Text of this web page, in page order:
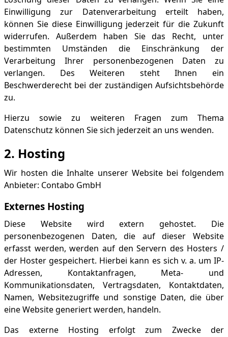
Einwilligung zur Datenverarbeitung erteilt haben,
können Sie diese Einwilligung jederzeit für die Zukunft
widerrufen. Außerdem haben Sie das Recht, unter
bestimmten Umständen die Einschränkung der
Verarbeitung Ihrer personenbezogenen Daten zu
verlangen. Des Weiteren steht Ihnen ein
Beschwerderecht bei der zuständigen Aufsichtsbehörde
zu.
Hierzu sowie zu weiteren Fragen zum Thema
Datenschutz können Sie sich jederzeit an uns wenden.
2. Hosting
Wir hosten die Inhalte unserer Website bei folgendem
Anbieter: Contabo GmbH
Externes Hosting
Diese Website wird extern gehostet. Die
personenbezogenen Daten, die auf dieser Website
erfasst werden, werden auf den Servern des Hosters /
der Hoster gespeichert. Hierbei kann es sich v. a. um IP-
Adressen, Kontaktanfragen, Meta- und
Kommunikationsdaten, Vertragsdaten, Kontaktdaten,
Namen, Websitezugriffe und sonstige Daten, die über
eine Website generiert werden, handeln.
Das externe Hosting erfolgt zum Zwecke der